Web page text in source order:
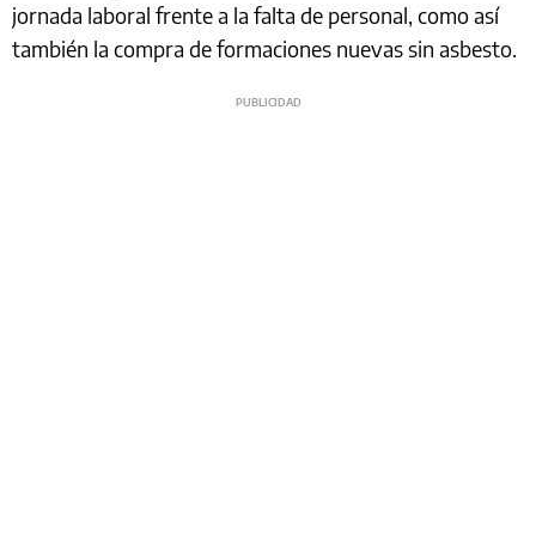
jornada laboral frente a la falta de personal, como así
también la compra de formaciones nuevas sin asbesto.